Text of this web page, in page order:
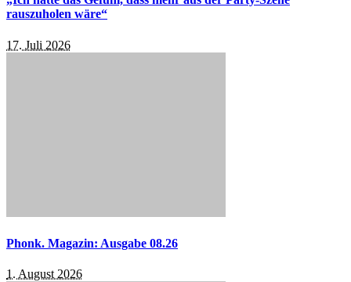
rauszuholen wäre“
17. Juli 2026
Phonk. Magazin: Ausgabe 08.26
1. August 2026